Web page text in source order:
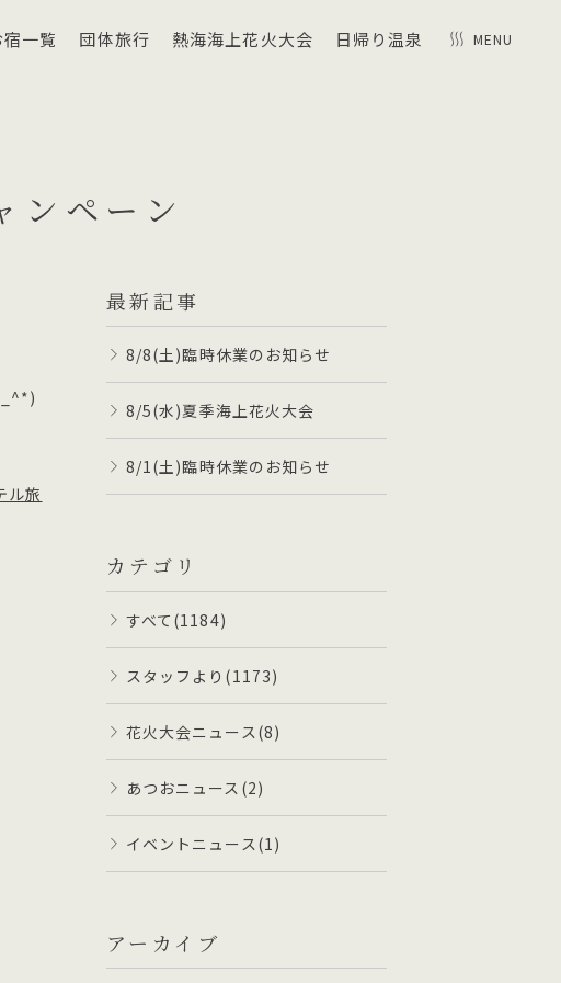
ペーン
宿一覧 団体旅行 熱海海上花火大会 日帰り温泉 MENU
ル旅
最新記事
8/8(土)臨時休業のお知らせ
8/5(水)夏季海上花火大会
8/1(土)臨時休業のお知らせ
カテゴリ
すべて(1184)
スタッフより(1173)
花火大会ニュース(8)
あつおニュース(2)
イベントニュース(1)
アーカイブ